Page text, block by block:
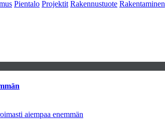
Pientalo Projektit Rakennustuote Rakentaminen
aiempaa enemmän